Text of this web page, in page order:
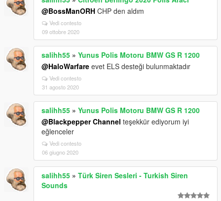
@BossManORH CHP den aldım
Vedi contesto
09 ottobre 2020
salihh55 » Yunus Polis Motoru BMW GS R 1200
@HaloWarfare evet ELS desteği bulunmaktadır
Vedi contesto
31 agosto 2020
salihh55 » Yunus Polis Motoru BMW GS R 1200
@Blackpepper Channel teşekkür ediyorum iyi
eğlenceler
Vedi contesto
06 giugno 2020
salihh55 » Türk Siren Sesleri - Turkish Siren
Sounds